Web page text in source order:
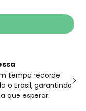
tempo recorde.
o Brasil, garantindo
que esperar.